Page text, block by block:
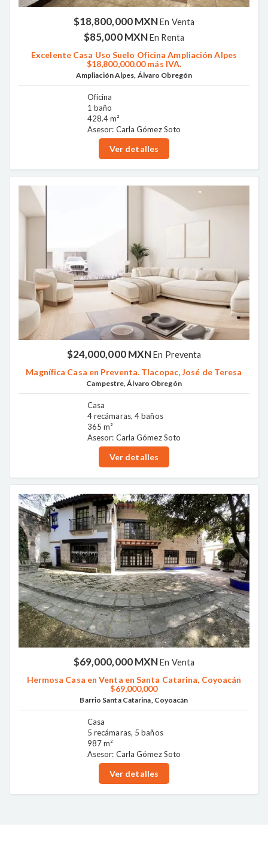
$18,800,000 MXNEn Venta
$85,000 MXNEn Renta
Excelente Casa Uso Suelo Oficina Ampliación Alpes
$18,800,000.00 más IVA.
Ampliación Alpes, Álvaro Obregón
Oficina
1 baño
428.4 m²
Asesor: Carla Gómez Soto
Ver detalles
$24,000,000 MXNEn Preventa
Magnífica Casa en Preventa. Tlacopac, José de Teresa
Campestre, Álvaro Obregón
Casa
4 recámaras, 4 baños
365 m²
Asesor: Carla Gómez Soto
Ver detalles
$69,000,000 MXNEn Venta
Hermosa Casa en Venta en Santa Catarina, Coyoacán
$69,000,000
Barrio Santa Catarina, Coyoacán
Casa
5 recámaras, 5 baños
987 m²
Asesor: Carla Gómez Soto
Ver detalles